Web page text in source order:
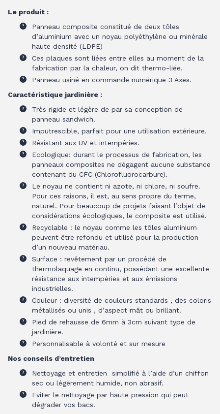
Le produit :
Panneau composite constitué de deux tôles
d’aluminium avec un noyau polyéthylène ou minérale
haute densité (LDPE)
Ces plaques sont liées entre elles au moment de la
fabrication par la chaleur, on dit thermo-liée.
Panneau usiné en commande numérique 3 Axes.
Caractéristique jardinière :
Très rigide et légère de par sa conception de
panneau sandwich.
Imputrescible, parfait pour une utilisation extérieure.
Résistant aux UV et intempéries.
Ecologique: durant le processus de fabrication, les
panneaux composites ne dégagent aucune substance
contenant du CFC (Chlorofluorocarbure).
Le noyau ne contient ni azote, ni chlore, ni soufre.
Pour ces raisons, il est, au sens propre du terme,
naturel. Pour beaucoup de projets faisant l’objet de
considérations écologiques, le composite est utilisé.
Recyclable : le noyau comme les tôles aluminium
peuvent être refondu et utilisé pour la production
d’un nouveau matériau.
Surface : revêtement par un procédé de
thermolaquage en continu, possédant une excellente
résistance aux intempéries et aux émissions
industrielles.
Couleur : diversité de couleurs standards , des coloris
métallisés ou unis , d’aspect mât ou brillant.
Pied de rehausse de 6mm à 3cm suivant type de
jardinière.
Personnalisable à volonté et sur mesure
Nos conseils d’entretien
Nettoyage et entretien simplifié à l’aide d’un chiffon
sec ou légèrement humide, non abrasif.
Eviter le nettoyage par haute pression qui peut
dégrader vos bacs.